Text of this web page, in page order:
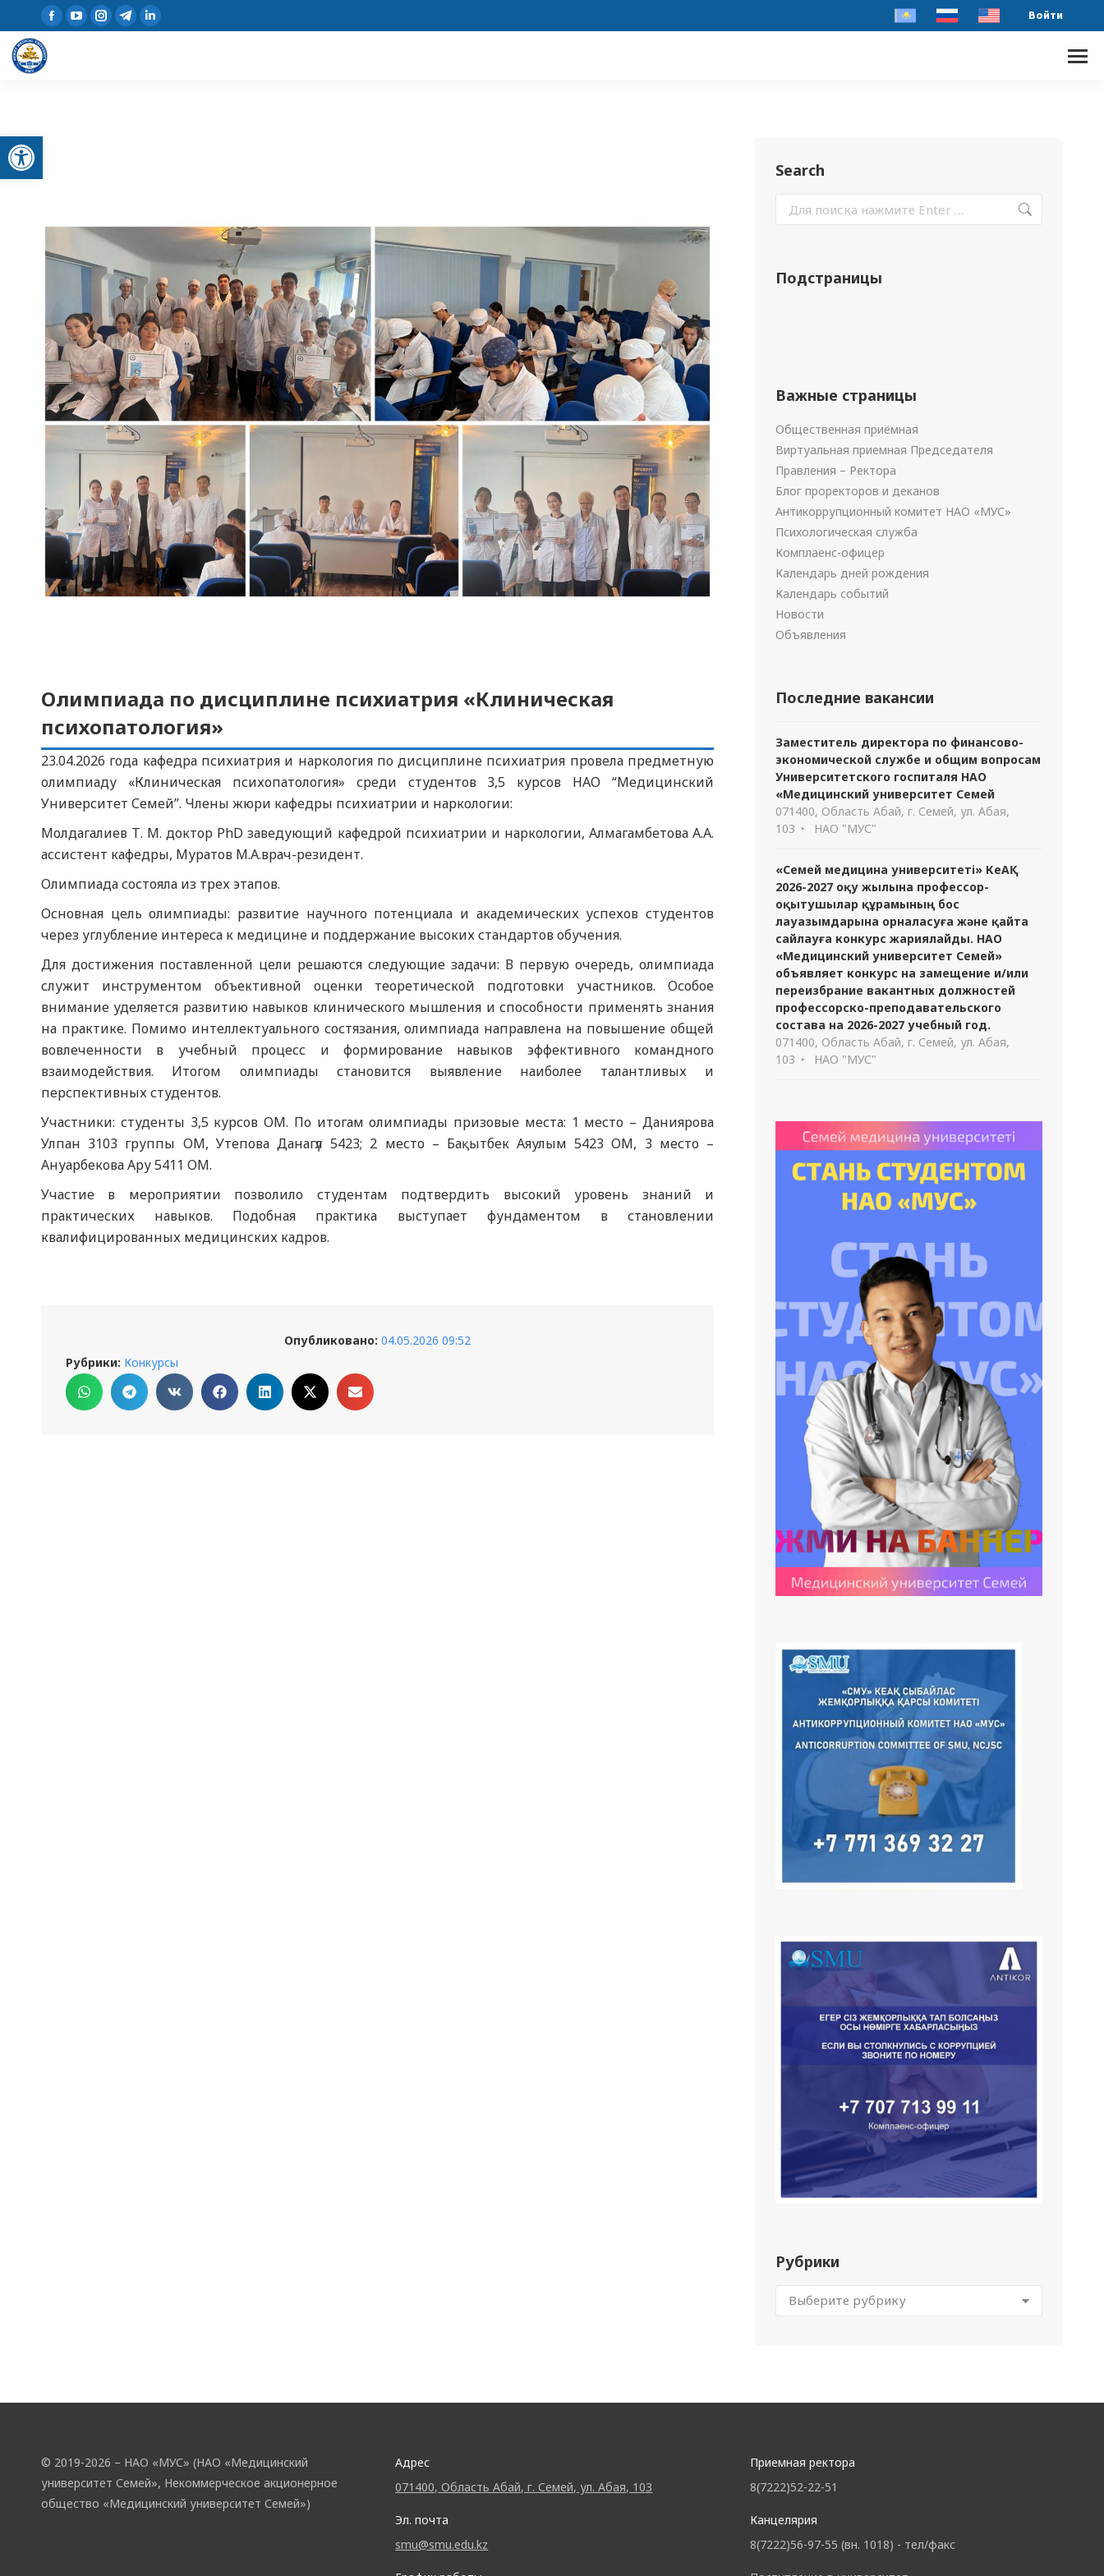
Открыть панель инструментов
Войти
Олимпиада по дисциплине психиатрия «Клиническая
психопатология»
23.04.2026 года кафедра психиатрия и наркология по дисциплине психиатрия провела предметную
олимпиаду «Клиническая психопатология» среди студентов 3,5 курсов НАО “Медицинский
Университет Семей”. Члены жюри кафедры психиатрии и наркологии:
Молдагалиев Т. М. доктор PhD заведующий кафедрой психиатрии и наркологии, Алмагамбетова А.А.
ассистент кафедры, Муратов М.А.врач-резидент.
Олимпиада состояла из трех этапов.
Основная цель олимпиады: развитие научного потенциала и академических успехов студентов
через углубление интереса к медицине и поддержание высоких стандартов обучения.
Для достижения поставленной цели решаются следующие задачи: В первую очередь, олимпиада
служит инструментом объективной оценки теоретической подготовки участников. Особое
внимание уделяется развитию навыков клинического мышления и способности применять знания
на практике. Помимо интеллектуального состязания, олимпиада направлена на повышение общей
вовлеченности в учебный процесс и формирование навыков эффективного командного
взаимодействия. Итогом олимпиады становится выявление наиболее талантливых и
перспективных студентов.
Участники: студенты 3,5 курсов ОМ. По итогам олимпиады призовые места: 1 место – Даниярова
Улпан 3103 группы ОМ, Утепова Данагүл 5423; 2 место – Бақытбек Аяулым 5423 ОМ, 3 место –
Ануарбекова Ару 5411 ОМ.
Участие в мероприятии позволило студентам подтвердить высокий уровень знаний и
практических навыков. Подобная практика выступает фундаментом в становлении
квалифицированных медицинских кадров.
Опубликовано: 04.05.2026 09:52
Рубрики: Конкурсы
Search
Подстраницы
Важные страницы
Общественная приёмная
Виртуальная приемная Председателя
Правления – Ректора
Блог проректоров и деканов
Антикоррупционный комитет НАО «МУС»
Психологическая служба
Комплаенс-офицер
Календарь дней рождения
Календарь событий
Новости
Объявления
Последние вакансии
Заместитель директора по финансово-
экономической службе и общим вопросам
Университетского госпиталя НАО
«Медицинский университет Семей
071400, Область Абай, г. Семей, ул. Абая,
103
НАО "МУС"
«Семей медицина университеті» КеАҚ
2026-2027 оқу жылына профессор-
оқытушылар құрамының бос
лауазымдарына орналасуға және қайта
сайлауға конкурс жариялайды. НАО
«Медицинский университет Семей»
объявляет конкурс на замещение и/или
переизбрание вакантных должностей
профессорско-преподавательского
состава на 2026-2027 учебный год.
071400, Область Абай, г. Семей, ул. Абая,
103
НАО "МУС"
Рубрики
© 2019-2026 – НАО «МУС» (НАО «Медицинский
университет Семей», Некоммерческое акционерное
общество «Медицинский университет Семей»)
Адрес
071400, Область Абай, г. Семей, ул. Абая, 103
Эл. почта
smu@smu.edu.kz
Приемная ректора
8(7222)52-22-51
Канцелярия
8(7222)56-97-55 (вн. 1018) - тел/факс